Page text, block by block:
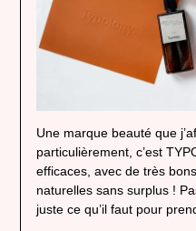
Une marque beauté que
particulièrement, c’est
efficaces, avec de très
naturelles sans surplus !
juste ce qu’il faut pour